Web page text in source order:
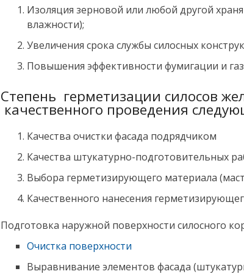
Изоляция зерновой или любой другой
влажности);
Увеличения срока службы силосных
Повышения эффективности фумигации и
Степень герметизации силосов
качественного проведения
Качества очистки фасада подрядчиком
Качества штукатурно-подготовительных
Выбора герметизирующего материала
Качественного нанесения
Подготовка наружной поверхности силосного
Очистка поверхности
Выравнивание элементов фасада